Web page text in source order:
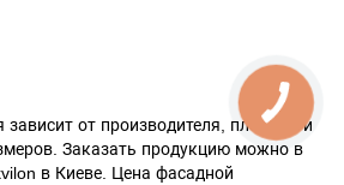
зависит от производителя, плотности
Заказать продукцию можно в
в Киеве. Цена фасадной